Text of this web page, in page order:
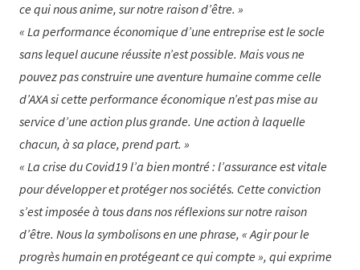
ce qui nous anime, sur notre raison d’être.
La performance économique d’une entreprise est le socle
sans lequel aucune réussite n’est possible. Mais vous ne
pouvez pas construire une aventure humaine comme celle
d’AXA si cette performance économique n’est pas mise au
service d’une action plus grande. Une action à laquelle
chacun, à sa place, prend part.
La crise du Covid19 l’a bien montré : l’assurance est vitale
pour développer et protéger nos sociétés. Cette conviction
s’est imposée à tous dans nos réflexions sur notre raison
d’être. Nous la symbolisons en une phrase, « Agir pour le
progrès humain en protégeant ce qui compte », qui exprime